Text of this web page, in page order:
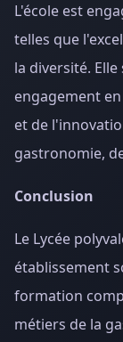
L'école est
telles que
la diversité.
engagement
et de
gastronomie,
Conclusion
Le Lycée
établissement
formation
métiers de la